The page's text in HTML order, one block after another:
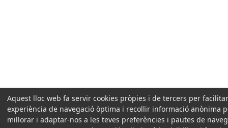
Aquest lloc web fa servir cookies pròpies i de tercers per
experiència de navegació òptima i recollir informació anònima
millorar i adaptar-nos a les teves preferències i pautes de